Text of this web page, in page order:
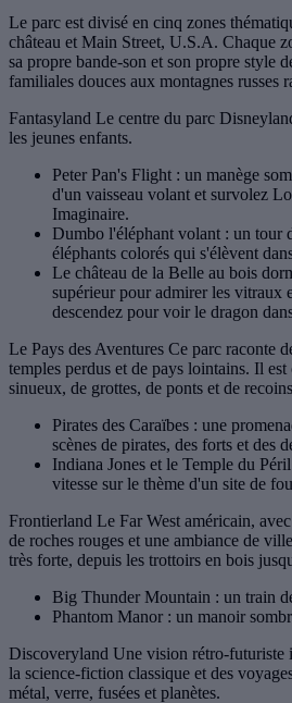
Le parc est divisé en cinq zones
château et Main Street, U.S.A. Chaque
sa propre bande-son et son propre style
familiales douces aux montagnes russes
Fantasyland Le centre du parc
les jeunes enfants.
Peter Pan's Flight : un manège
d'un vaisseau volant et survolez
Imaginaire.
Dumbo l'éléphant volant : un tour
éléphants colorés qui s'élèvent
Le château de la Belle au bois
supérieur pour admirer les vitraux
descendez pour voir le dragon
Le Pays des Aventures Ce parc raconte
temples perdus et de pays lointains. Il
sinueux, de grottes, de ponts et de
Pirates des Caraïbes : une
scènes de pirates, des forts et des
Indiana Jones et le Temple du
vitesse sur le thème d'un site de
Frontierland Le Far West américain,
de roches rouges et une ambiance de
très forte, depuis les trottoirs en bois
Big Thunder Mountain : un train
Phantom Manor : un manoir
Discoveryland Une vision rétro-futuriste
la science-fiction classique et des
métal, verre, fusées et planètes.